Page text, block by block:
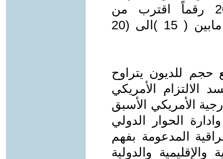
GNP الذي سجل في عام 2001 رقماً اقترب من
(9911420) مليار دولار وبما يتراوح مابين ( 15 )الى (20
حجم للديون يتراوح
، وتجسد الالتزام الأمريكي
الأمريكي الأسبق
الحوار الدولي
المدعومة بفهم
والدولية